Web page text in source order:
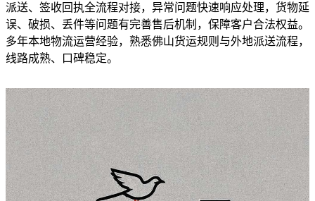
派送、签收回执全流程对接，异常问题快速响应处理，货物延
误、破损、丢件等问题有完善售后机制，保障客户合法权益。
多年本地物流运营经验，熟悉佛山货运规则与外地派送流程，
线路成熟、口碑稳定。